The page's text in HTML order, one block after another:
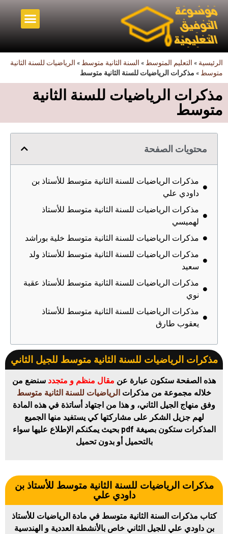
الرئيسية » التعليم المتوسط » السنة الثانية متوسط » الرياضيات للسنة الثانية
متوسط » مذكرات الرياضيات للسنة الثانية متوسط
مذكرات الرياضيات للسنة الثانية
متوسط
محتويات الصفحة
مذكرات الرياضيات للسنة الثانية متوسط للأستاذ بن
داودي علي
مذكرات الرياضيات للسنة الثانية متوسط للأستاذ
لهميسي
مذكرات الرياضيات للسنة الثانية متوسط خلية بوراشد
مذكرات الرياضيات للسنة الثانية متوسط للأستاذ ولد
سعيد
مذكرات الرياضيات للسنة الثانية متوسط للأستاذ عقبة
نوي
مذكرات الرياضيات للسنة الثانية متوسط للأستاذ
يعقوب طارق
مذكرات الرياضيات للسنة الثانية متوسط للجيل الثاني
هذه الصفحة ستكون عبارة عن مقال منظم و متجدد سنضع من
خلاله مجموعة من مذكرات الرياضيات للسنة الثانية متوسط
وفق منهاج الجيل الثاني، و هذا من اجتهاد أساتذة في هذه المادة
لهم جزيل الشكر على مشاركتها كي يستفيد منها الجميع
المذكرات ستكون بصيغة pdf بحيث يمكنكم الإطلاع عليها سواء
بالتحميل أو بدون تحميل
مذكرات الرياضيات للسنة الثانية متوسط للأستاذ بن
داودي علي
كتاب مذكرات السنة الثانية متوسط في مادة الرياضيات للأستاذ
بن داودي علي للجيل الثاني خاص بالأنشطة العددية و الهندسية